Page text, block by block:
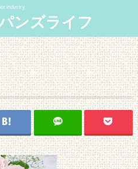
industry
ンズライフ